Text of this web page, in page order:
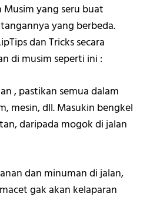
yang seru buat
yang berbeda.
dan Tricks secara
di musim seperti ini :
mesin, dll. Masukin bengkel
daripada mogok di jalan
dan minuman di jalan,
gak akan kelaparan